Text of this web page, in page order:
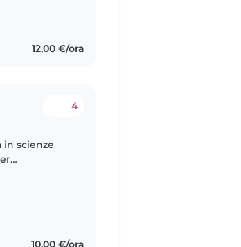
12,00 €/ora
4
in scienze
10,00 €/ora